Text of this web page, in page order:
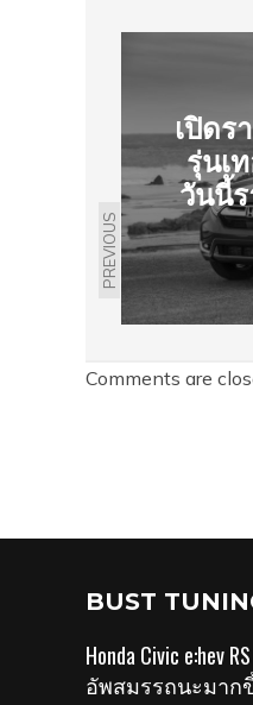
PREVIOUS
เปิดร
รุ่นเท
วันนี้
Comments are
BUST
Honda Civic
อัพสมรรถนะมาก